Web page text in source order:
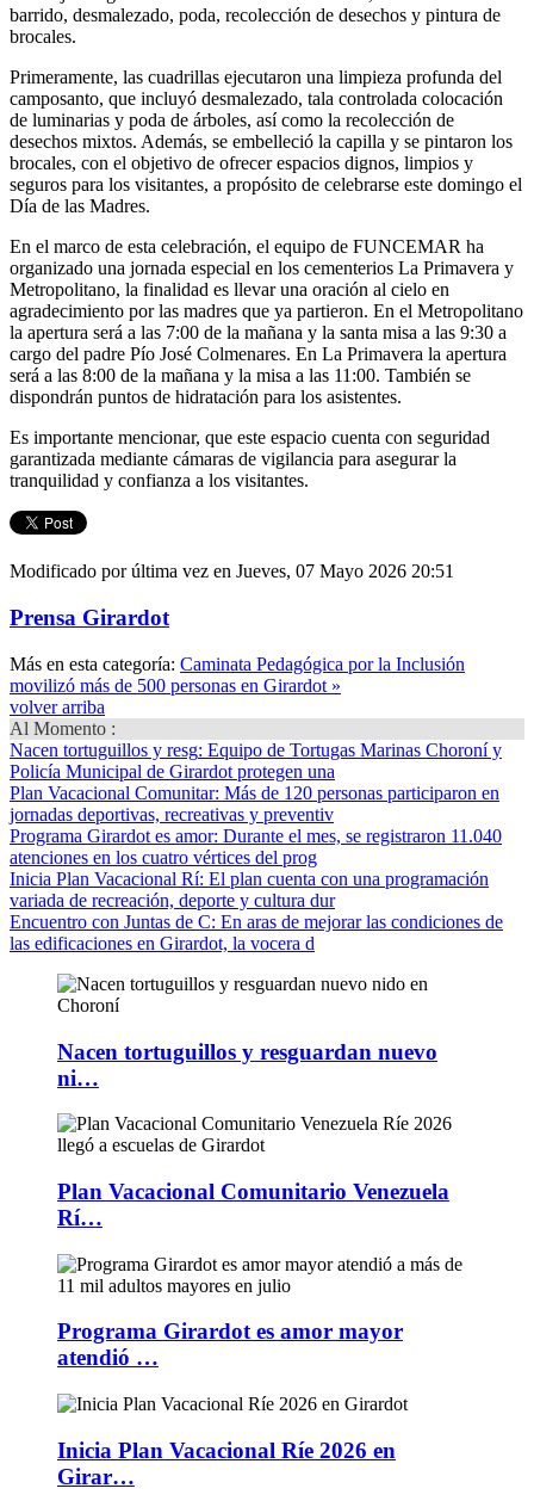
barrido, desmalezado, poda, recolección de desechos y pintura de
brocales.
Primeramente, las cuadrillas ejecutaron una limpieza profunda del
camposanto, que incluyó desmalezado, tala controlada colocación
de luminarias y poda de árboles, así como la recolección de
desechos mixtos. Además, se embelleció la capilla y se pintaron los
brocales, con el objetivo de ofrecer espacios dignos, limpios y
seguros para los visitantes, a propósito de celebrarse este domingo el
Día de las Madres.
En el marco de esta celebración, el equipo de FUNCEMAR ha
organizado una jornada especial en los cementerios La Primavera y
Metropolitano, la finalidad es llevar una oración al cielo en
agradecimiento por las madres que ya partieron. En el Metropolitano
la apertura será a las 7:00 de la mañana y la santa misa a las 9:30 a
cargo del padre Pío José Colmenares. En La Primavera la apertura
será a las 8:00 de la mañana y la misa a las 11:00. También se
dispondrán puntos de hidratación para los asistentes.
Es importante mencionar, que este espacio cuenta con seguridad
garantizada mediante cámaras de vigilancia para asegurar la
tranquilidad y confianza a los visitantes.
Modificado por última vez en Jueves, 07 Mayo 2026 20:51
Prensa Girardot
Más en esta categoría: Caminata Pedagógica por la Inclusión
movilizó más de 500 personas en Girardot »
volver arriba
Al Momento :
Nacen tortuguillos y resg: Equipo de Tortugas Marinas Choroní y
Policía Municipal de Girardot protegen una
Plan Vacacional Comunitar: Más de 120 personas participaron en
jornadas deportivas, recreativas y preventiv
Programa Girardot es amor: Durante el mes, se registraron 11.040
atenciones en los cuatro vértices del prog
Inicia Plan Vacacional Rí: El plan cuenta con una programación
variada de recreación, deporte y cultura dur
Encuentro con Juntas de C: En aras de mejorar las condiciones de
las edificaciones en Girardot, la vocera d
Nacen tortuguillos y resguardan nuevo
ni…
Plan Vacacional Comunitario Venezuela
Rí…
Programa Girardot es amor mayor
atendió …
Inicia Plan Vacacional Ríe 2026 en
Girar…